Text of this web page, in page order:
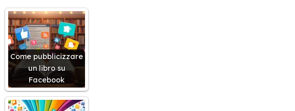
Come pubblicizzare
un libro su
Facebook